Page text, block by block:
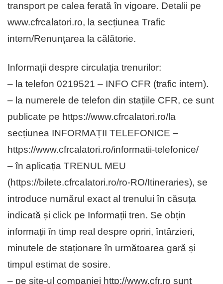
transport pe calea ferată în vigoare. Detalii pe
www.cfrcalatori.ro, la secțiunea Trafic
intern/Renunțarea la călătorie.
Informații despre circulația trenurilor:
– la telefon 0219521 – INFO CFR (trafic intern).
– la numerele de telefon din stațiile CFR, ce sunt
publicate pe https://www.cfrcalatori.ro/la
secțiunea INFORMAȚII TELEFONICE –
https://www.cfrcalatori.ro/informatii-telefonice/
– în aplicația TRENUL MEU
(https://bilete.cfrcalatori.ro/ro-RO/Itineraries), se
introduce numărul exact al trenului în căsuța
indicată și click pe Informații tren. Se obțin
informații în timp real despre opriri, întârzieri,
minutele de staționare în următoarea gară și
timpul estimat de sosire.
– pe site-ul companiei http://www.cfr.ro sunt